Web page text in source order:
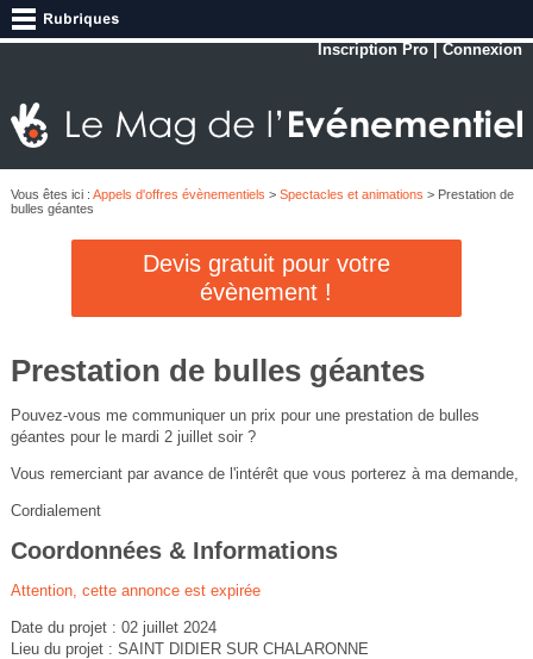
Inscription Pro |Connexion
Vous êtes ici : Appels d'offres évènementiels > Spectacles et animations > Prestation de
bulles géantes
Devis gratuit pour votre
évènement !
Prestation de bulles géantes
Pouvez-vous me communiquer un prix pour une prestation de bulles
géantes pour le mardi 2 juillet soir ?
Vous remerciant par avance de l'intérêt que vous porterez à ma demande,
Cordialement
Coordonnées & Informations
Attention, cette annonce est expirée
Date du projet : 02 juillet 2024
Lieu du projet : SAINT DIDIER SUR CHALARONNE